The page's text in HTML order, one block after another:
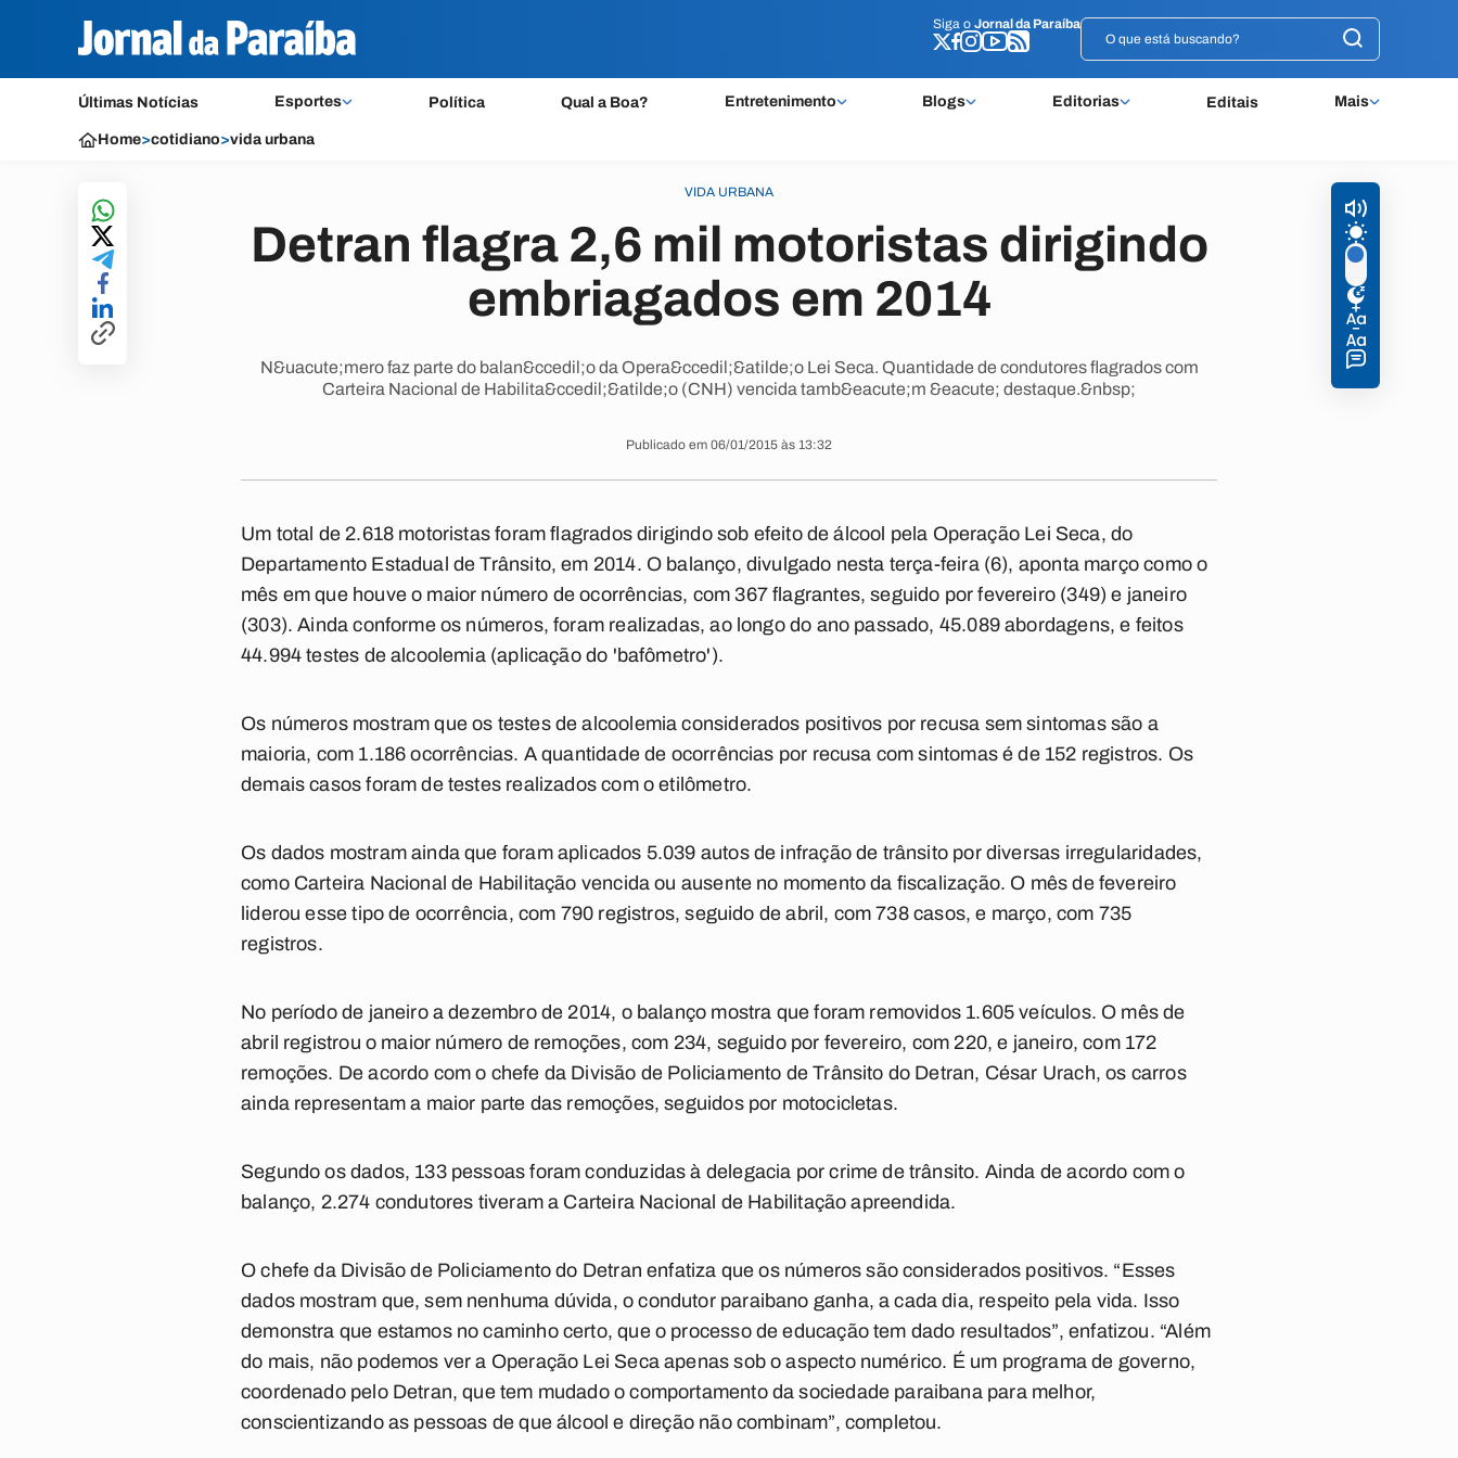
Siga o Jornal da Paraíba
Últimas Notícias Esportes Política Qual a Boa? Entretenimento Blogs Editorias Editais Mais
Siga o Jornal da Paraíba
Home>cotidiano>vida urbana
VIDA URBANA
Detran flagra 2,6 mil motoristas dirigindo
embriagados em 2014
N&uacute;mero faz parte do balan&ccedil;o da Opera&ccedil;&atilde;o Lei Seca. Quantidade de condutores flagrados com
Carteira Nacional de Habilita&ccedil;&atilde;o (CNH) vencida tamb&eacute;m &eacute; destaque.&nbsp;
Publicado em 06/01/2015 às 13:32
Um total de 2.618 motoristas foram flagrados dirigindo sob efeito de álcool pela Operação Lei Seca, do
Departamento Estadual de Trânsito, em 2014. O balanço, divulgado nesta terça-feira (6), aponta março como o
mês em que houve o maior número de ocorrências, com 367 flagrantes, seguido por fevereiro (349) e janeiro
(303). Ainda conforme os números, foram realizadas, ao longo do ano passado, 45.089 abordagens, e feitos
44.994 testes de alcoolemia (aplicação do 'bafômetro').
Os números mostram que os testes de alcoolemia considerados positivos por recusa sem sintomas são a
maioria, com 1.186 ocorrências. A quantidade de ocorrências por recusa com sintomas é de 152 registros. Os
demais casos foram de testes realizados com o etilômetro.
Os dados mostram ainda que foram aplicados 5.039 autos de infração de trânsito por diversas irregularidades,
como Carteira Nacional de Habilitação vencida ou ausente no momento da fiscalização. O mês de fevereiro
liderou esse tipo de ocorrência, com 790 registros, seguido de abril, com 738 casos, e março, com 735
registros.
No período de janeiro a dezembro de 2014, o balanço mostra que foram removidos 1.605 veículos. O mês de
abril registrou o maior número de remoções, com 234, seguido por fevereiro, com 220, e janeiro, com 172
remoções. De acordo com o chefe da Divisão de Policiamento de Trânsito do Detran, César Urach, os carros
ainda representam a maior parte das remoções, seguidos por motocicletas.
Segundo os dados, 133 pessoas foram conduzidas à delegacia por crime de trânsito. Ainda de acordo com o
balanço, 2.274 condutores tiveram a Carteira Nacional de Habilitação apreendida.
O chefe da Divisão de Policiamento do Detran enfatiza que os números são considerados positivos. “Esses
dados mostram que, sem nenhuma dúvida, o condutor paraibano ganha, a cada dia, respeito pela vida. Isso
demonstra que estamos no caminho certo, que o processo de educação tem dado resultados”, enfatizou. “Além
do mais, não podemos ver a Operação Lei Seca apenas sob o aspecto numérico. É um programa de governo,
coordenado pelo Detran, que tem mudado o comportamento da sociedade paraibana para melhor,
conscientizando as pessoas de que álcool e direção não combinam”, completou.